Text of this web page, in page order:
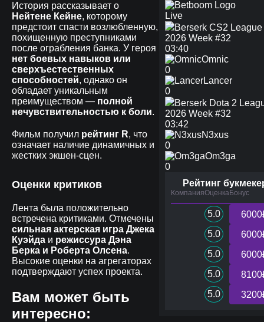
История рассказывает о
Нейтене Кейне, которому
предстоит спасти возлюбленную,
похищенную преступниками
после ограбления банка. У героя
нет боевых навыков или
сверхъестественных
способностей, однако он
обладает уникальным
преимуществом — полной
нечувствительностью к боли.
Фильм получил рейтинг R, что
означает наличие динамичных и
жестких экшен-сцен.
Оценки критиков
Лента была положительно
встречена критиками. Отмечены
сильная актерская игра Джека
Куэйда и режиссура Дэна
Берка и Роберта Олсена.
Высокие оценки на агрегаторах
подтверждают успех проекта.
Вам может быть
интересно:
Live
Berserk CS2 League
2026 Week #32
03:40
Omnic
0
Lancer
0
Berserk Dota 2
2026 Week #32
03:42
N3xus
0
Om3ga
0
Рейтинг
КомпанияОценкаБонус
5.0
5.0
5.0
5.0
5.0